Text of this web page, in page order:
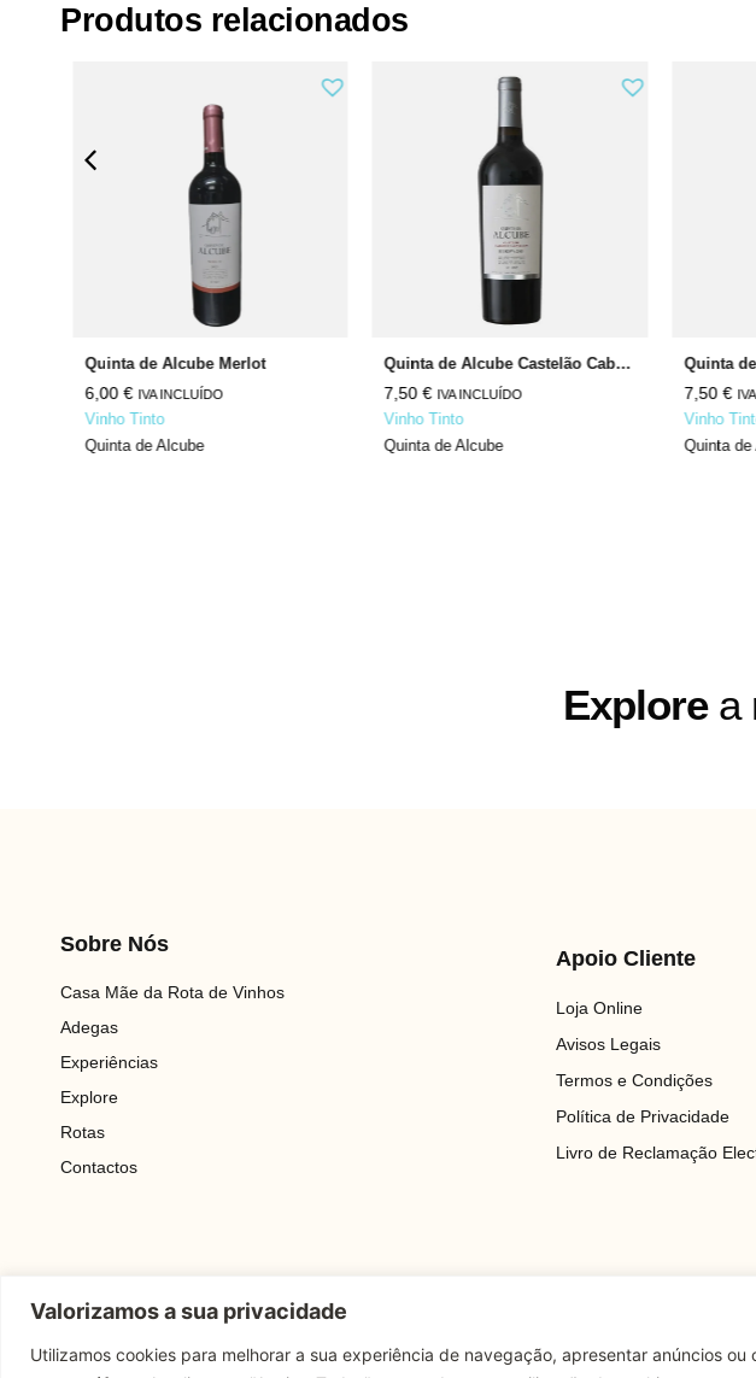
Valorizamos a sua privacidade
Utilizamos cookies para melhorar a sua experiência de navegação, apresentar anúncios
Produtos relacionados
Quinta de Alcube Merlot
6,00 € IVA INCLUÍDO
Vinho Tinto
Quinta de Alcube
Quinta de Alcube Castelão Cabernet Sauvignon
7,50€ IVA INCLUÍDO
Vinho Tinto
Quinta de Alcube
7,50€
Vinho
Quinta de
Explorea
Sobre Nós
Casa Mãe da Rota de Vinhos
Adegas
Experiências
Explore
Rotas
Contactos
Apoio Cliente
Loja Online
Avisos Legais
Termos e Condições
Política de Privacidade
Livro de Reclamação
Copyright © 2025 Rota Dos Vinhos | Todos Os Direitos Reservados.